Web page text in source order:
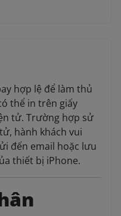
hợp lệ để làm thủ
thể in trên giấy
tử. Trường hợp sử
hành khách vui
đến email hoặc lưu
thiết bị iPhone.